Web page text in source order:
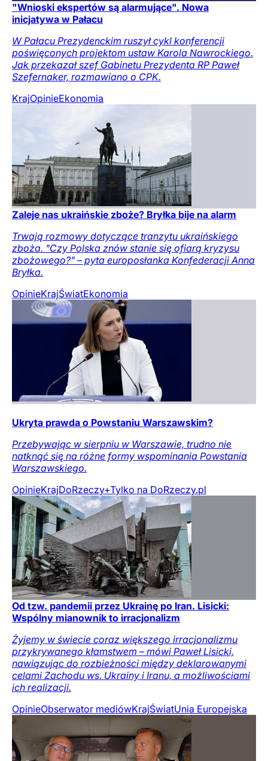
"Wnioski ekspertów są alarmujące". Nowa
inicjatywa w Pałacu
W Pałacu Prezydenckim ruszył cykl konferencji
poświęconych projektom ustaw Karola Nawrockiego.
Jak przekazał szef Gabinetu Prezydenta RP Paweł
Szefernaker, rozmawiano o CPK.
KrajOpinieEkonomia
Zaleje nas ukraińskie zboże? Bryłka bije na alarm
Trwają rozmowy dotyczące tranzytu ukraińskiego
zboża. "Czy Polska znów stanie się ofiarą kryzysu
zbożowego?" – pyta europosłanka Konfederacji Anna
Bryłka.
OpinieKrajŚwiatEkonomia
Ukryta prawda o Powstaniu Warszawskim?
Przebywając w sierpniu w Warszawie, trudno nie
natknąć się na różne formy wspominania Powstania
Warszawskiego.
OpinieKrajDoRzeczy+Tylko na DoRzeczy.pl
Od tzw. pandemii przez Ukrainę po Iran. Lisicki:
Wspólny mianownik to irracjonalizm
Żyjemy w świecie coraz większego irracjonalizmu
przykrywanego kłamstwem – mówi Paweł Lisicki,
nawiązując do rozbieżności między deklarowanymi
celami Zachodu ws. Ukrainy i Iranu, a możliwościami
ich realizacji.
OpinieObserwator mediówKrajŚwiatUnia Europejska